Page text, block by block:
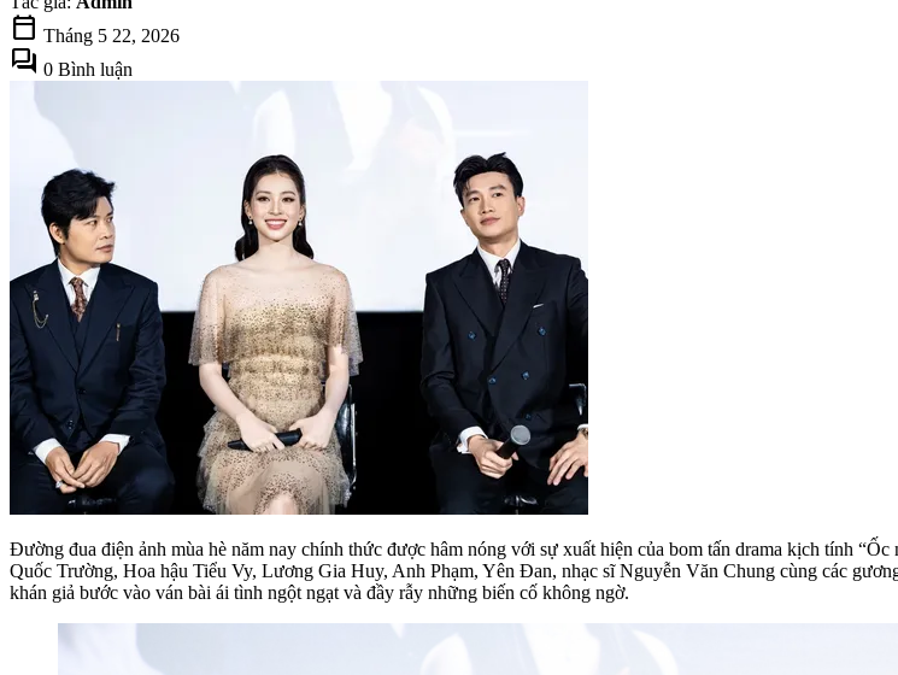
calendar_today Tháng 5 22, 2026
forum 0 Bình luận
Đường đua điện ảnh mùa hè năm nay chính thức được hâm nóng với sự xuất hiện của bom tấn drama kịch tính
Quốc Trường, Hoa hậu Tiểu Vy, Lương Gia Huy, Anh Phạm, Yên Đan, nhạc sĩ Nguyễn Văn Chung cùng các
khán giả bước vào ván bài ái tình ngột ngạt và đầy rẫy những biến cố không ngờ.